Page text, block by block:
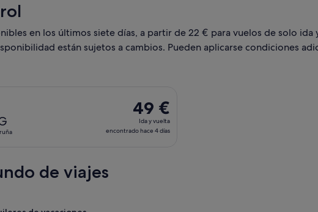
en los últimos siete días, a partir de 22 € para vuelos de solo
están sujetos a cambios. Pueden aplicarse condiciones
49 €
Ida
y
49 €
Ida y vuelta
encontrado hace 4 días
de viajes